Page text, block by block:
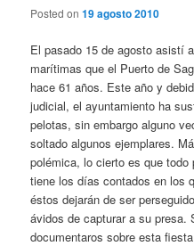
Posted on19 agosto 2010
El pasado 15 de agosto asistí
marítimas que el Puerto de
hace 61 años. Este año y
judicial, el ayuntamiento ha
pelotas, sin embargo alguno
soltado algunos ejemplares.
polémica, lo cierto es que
tiene los días contados en los
éstos dejarán de ser
ávidos de capturar a su presa.
documentaros sobre esta